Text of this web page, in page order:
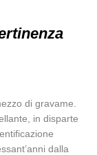
di gravame.
in disparte
dalla